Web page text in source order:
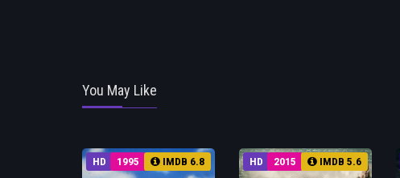
You May Like
HD 1995 IMDB 6.8 HD 2015 IMDB 5.6